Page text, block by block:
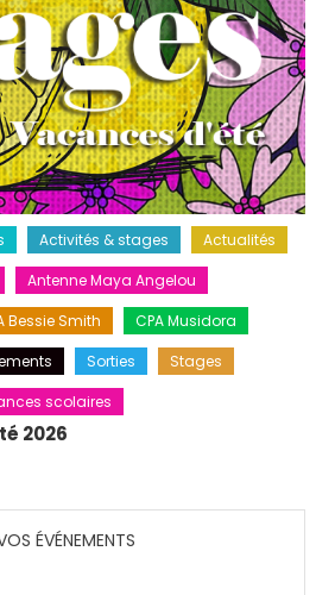
Activités & stages
Actualités
Antenne Maya Angelou
Bessie Smith
CPA Musidora
Sorties
Stages
scolaires
2026
ÉVÉNEMENTS